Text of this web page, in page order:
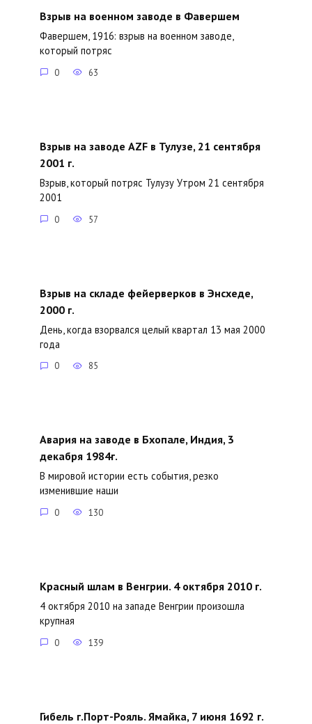
Взрыв на военном заводе в Фавершем
Фавершем, 1916: взрыв на военном заводе,
который потряс
0 63
Взрыв на заводе AZF в Тулузе, 21 сентября
2001 г.
Взрыв, который потряс Тулузу Утром 21 сентября
2001
0 57
Взрыв на складе фейерверков в Энсхеде,
2000 г.
День, когда взорвался целый квартал 13 мая 2000
года
0 85
Авария на заводе в Бхопале, Индия, 3
декабря 1984г.
В мировой истории есть события, резко
изменившие наши
0 130
Красный шлам в Венгрии. 4 октября 2010 г.
4 октября 2010 на западе Венгрии произошла
крупная
0 139
Гибель г.Порт-Рояль. Ямайка, 7 июня 1692 г.